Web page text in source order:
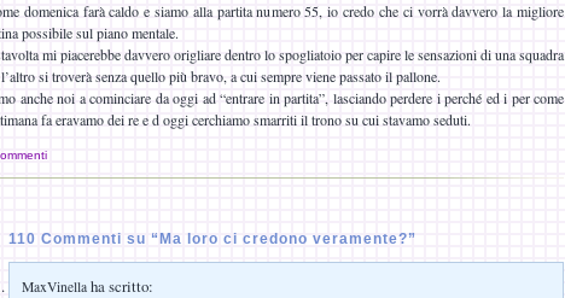
domenica farà caldo e siamo alla partita numero 55, io credo che ci vorrà davvero la migliore
possibile sul piano mentale.
mi piacerebbe davvero origliare dentro lo spogliatoio per capire le sensazioni di una squadra
si troverà senza quello più bravo, a cui sempre viene passato il pallone.
anche noi a cominciare da oggi ad “entrare in partita”, lasciando perdere i perché ed i per come
fa eravamo dei re e d oggi cerchiamo smarriti il trono su cui stavamo seduti.
110 Commenti su “Ma loro ci credono veramente?”
MaxVinella ha scritto: